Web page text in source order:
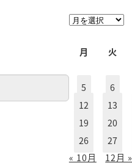
ア
ブ
月
火
5
6
12
13
19
20
26
27
« 10月
12月 »